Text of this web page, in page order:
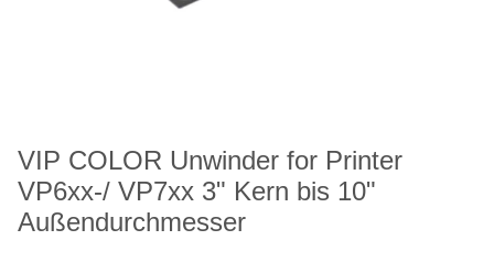
VIP COLOR Unwinder for Printer
VP6xx-/ VP7xx 3" Kern bis 10"
Außendurchmesser